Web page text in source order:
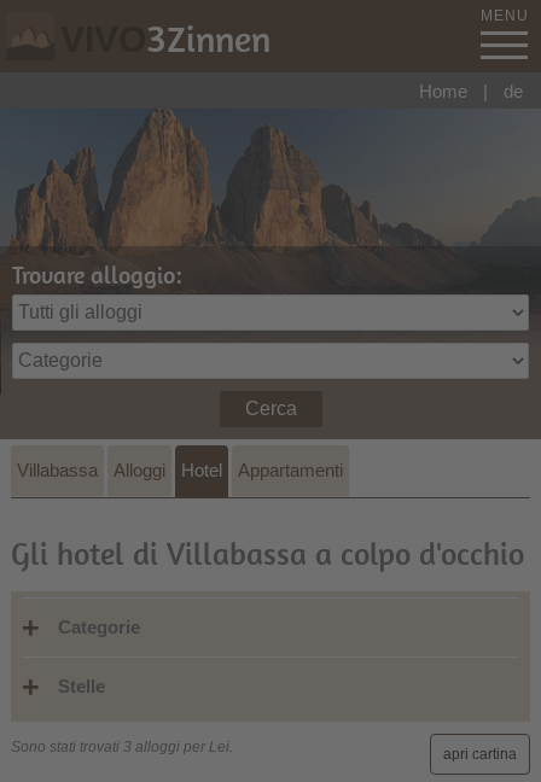
3Zinnen MENU
Trovare alloggio:
Cerca
Home | de
Villabassa Alloggi Hotel Appartamenti
Gli hotel di Villabassa a colpo d'occhio
Categorie
Stelle
apri cartina
Sono stati trovati 3 alloggi per Lei.